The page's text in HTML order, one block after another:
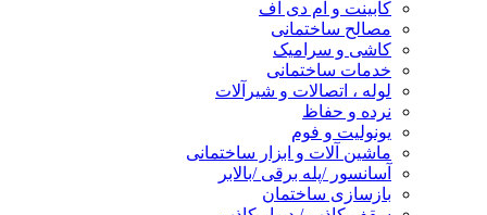
کابینت و ام دی اف
مصالح ساختمانی
کاشی و سرامیک
خدمات ساختمانی
لوله ، اتصالات و شیرآلات
نرده و حفاظ
یونولیت و فوم
ماشین آلات و ابزار ساختمانی
آسانسور /پله برقی /بالابر
بازسازی ساختمان